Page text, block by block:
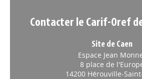
Contacter le Carif-Oref
Site de Caen
Espace Jean
8 place de
14200 Hérouville-